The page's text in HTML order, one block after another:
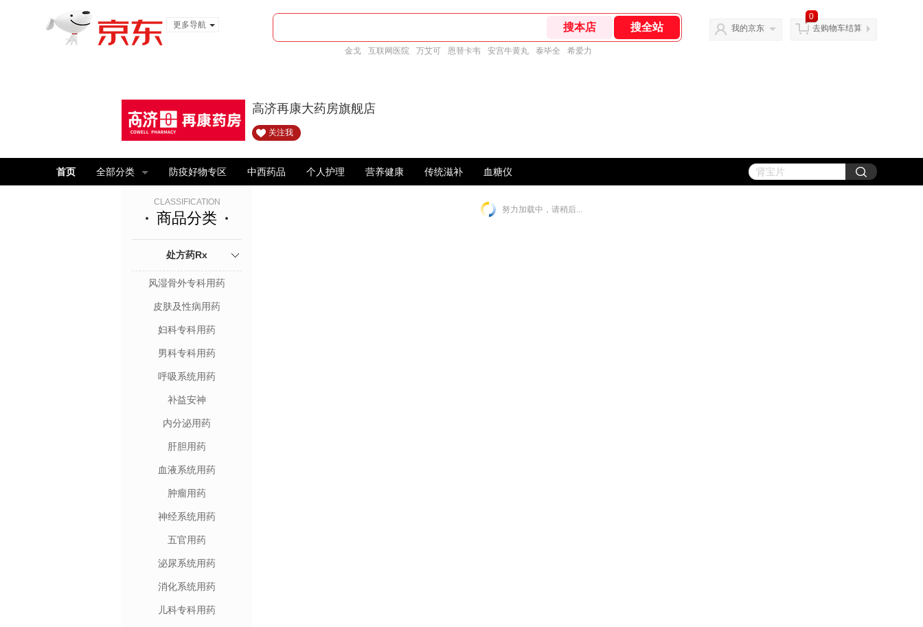
更多导航
金戈 互联网医院 万艾可 恩替卡韦 安宫牛黄丸 泰毕全 希爱力
我的京东
0
去购物车结算
高济再康大药房旗舰店
关注我
首页 全部分类 防疫好物专区 中西药品 个人护理 营养健康 传统滋补 血糖仪
CLASSIFICATION
商品分类
处方药Rx
风湿骨外专科用药
皮肤及性病用药
妇科专科用药
男科专科用药
呼吸系统用药
补益安神
内分泌用药
肝胆用药
血液系统用药
肿瘤用药
神经系统用药
五官用药
泌尿系统用药
消化系统用药
儿科专科用药
努力加载中，请稍后...